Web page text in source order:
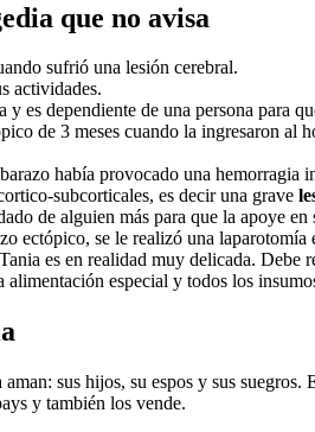
que no avisa
sufrió una lesión cerebral.
actividades.
es dependiente de una persona para
de 3 meses cuando la ingresaron
había provocado una hemorragia
subcorticales, es decir una grave
de alguien más para que la apoye en
ectópico, se le realizó una laparotomía
es en realidad muy delicada.
especial y todos los
sus hijos, su espos y sus
y también los vende.